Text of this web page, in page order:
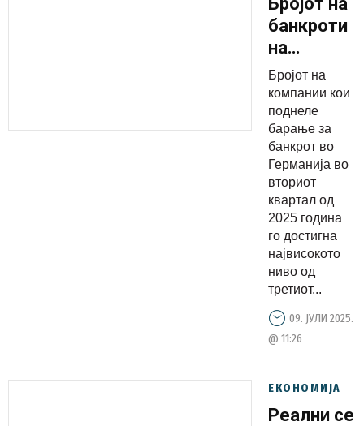
банкроти
на
компании
во
Германија
на
највисоко
ниво од
2005
година
Бројот на
компании кои
поднеле
барање за
банкрот во
Германија во
вториот
квартал од
2025 година
го достигна
највисокото
ниво од
третиот...
09. ЈУЛИ 2025.
@ 11:26
ЕКОНОМИЈА
Реални се